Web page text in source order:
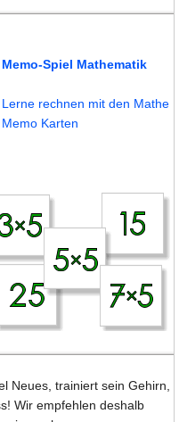
Memo-Spiel Mathematik
Lerne rechnen mit den Mathe
Memo Karten
Neues, trainiert sein Gehirn,
Wir empfehlen deshalb